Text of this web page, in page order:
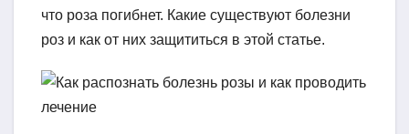
что роза погибнет. Какие существуют болезни
роз и как от них защититься в этой статье.